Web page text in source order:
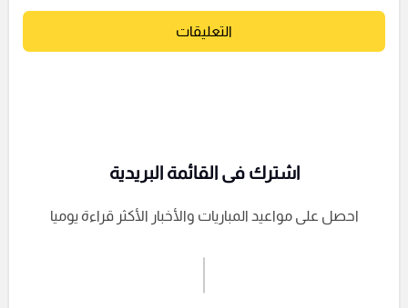
التعليقات
إرسال تعليق
اشترك فى القائمة البريدية
احصل على مواعيد المباريات والأخبار الأكثر قراءة يوميا